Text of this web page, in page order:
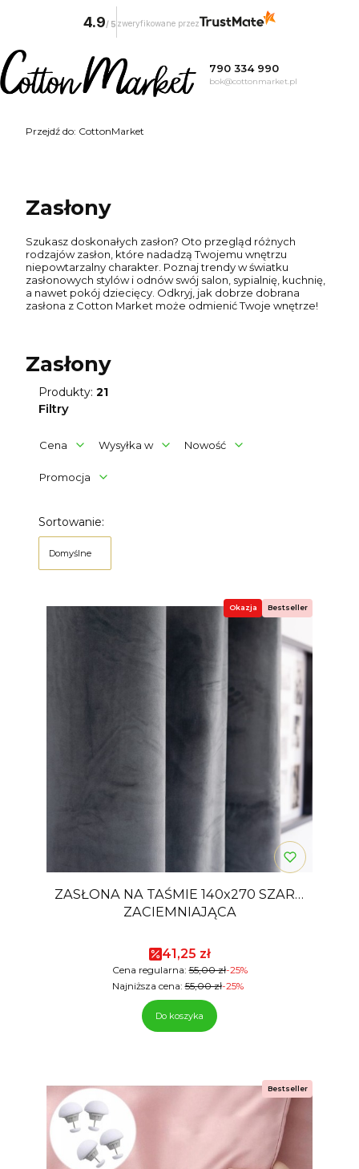
790 334 990
bok@cottonmarket.pl
Przejdź do: CottonMarket
Zasłony
Szukasz doskonałych zasłon? Oto przegląd różnych
rodzajów zasłon, które nadadzą Twojemu wnętrzu
niepowtarzalny charakter. Poznaj trendy w światku
zasłonowych stylów i odnów swój salon, sypialnię, kuchnię,
a nawet pokój dziecięcy. Odkryj, jak dobrze dobrana
zasłona z Cotton Market może odmienić Twoje wnętrze!
Zasłony
Produkty: 21
Filtry
Cena Wysyłka w Nowość
Promocja
Lista produktów
Sortowanie:
Domyślne
Okazja Bestseller
ZASŁONA NA TAŚMIE 140x270 SZARA
ZACIEMNIAJĄCA
Cena promocyjna
41,25 zł
Cena regularna: 55,00 zł-25%
Najniższa cena: 55,00 zł-25%
Do koszyka
Bestseller
4.9/ 5 zweryfikowane przez